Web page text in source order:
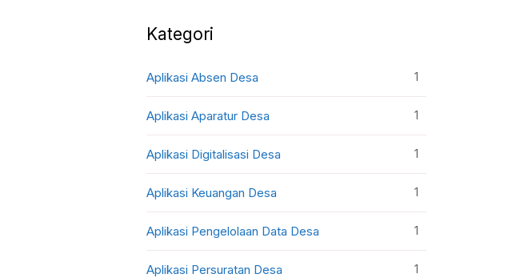
Kategori
Aplikasi Absen Desa 1
Aplikasi Aparatur Desa 1
Aplikasi Digitalisasi Desa 1
Aplikasi Keuangan Desa 1
Aplikasi Pengelolaan Data Desa 1
Aplikasi Persuratan Desa 1